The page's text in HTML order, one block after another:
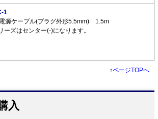
1
源ケーブル(プラグ外形5.5mm) 1.5m
ーズはセンター(-)になります。
↑ページTOPへ
入